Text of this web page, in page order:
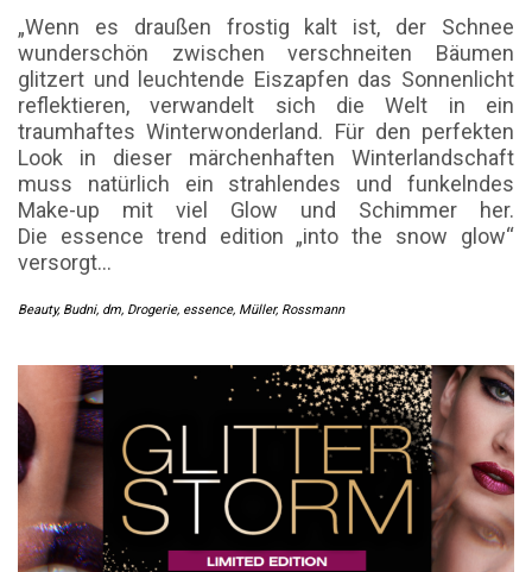
„Wenn es draußen frostig kalt ist, der Schnee
wunderschön zwischen verschneiten Bäumen
glitzert und leuchtende Eiszapfen das Sonnenlicht
reflektieren, verwandelt sich die Welt in ein
traumhaftes Winterwonderland. Für den perfekten
Look in dieser märchenhaften Winterlandschaft
muss natürlich ein strahlendes und funkelndes
Make-up mit viel Glow und Schimmer her.
Die essence trend edition „into the snow glow“
versorgt…
Beauty, Budni, dm, Drogerie, essence, Müller, Rossmann